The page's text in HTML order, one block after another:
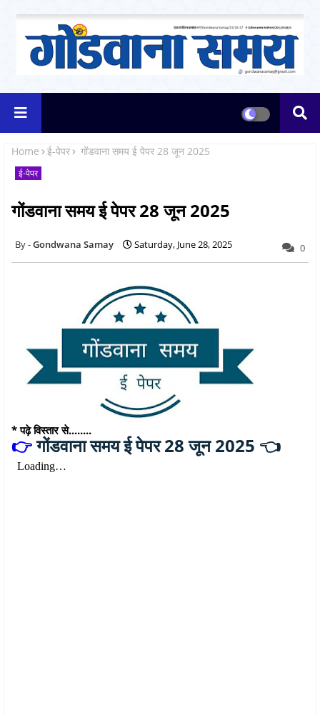
Home ई-पेपर गोंडवाना समय ई पेपर 28 जून 2025
ई-पेपर
गोंडवाना समय ई पेपर 28 जून 2025
Gondwana Samay Saturday, June 28, 2025 0
* पढ़े विस्तार से........
👉गोंडवाना समय ई पेपर 28 जून 2025 👈